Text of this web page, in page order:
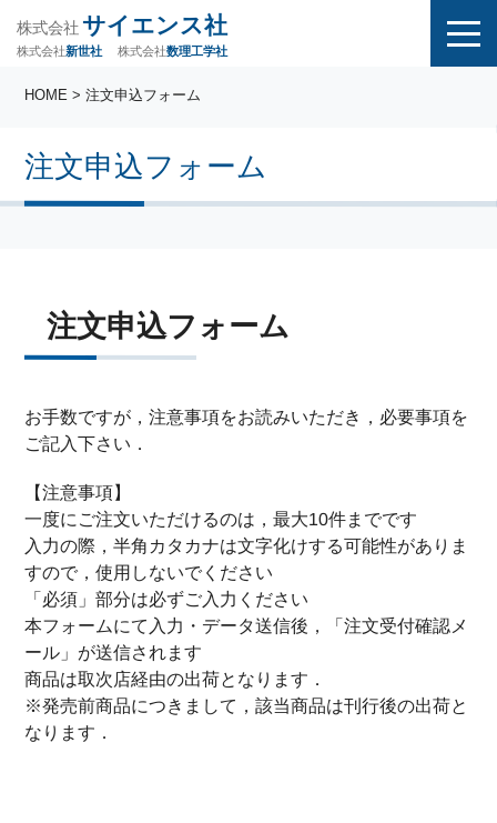
株式会社 サイエンス社
株式会社新世社 株式会社数理工学社
注文申込フォーム
HOME > 注文申込フォーム
注文申込フォーム
お手数ですが，注意事項をお読みいただき，必要事項を
ご記入下さい．
【注意事項】
一度にご注文いただけるのは，最大10件までです
入力の際，半角カタカナは文字化けする可能性がありま
すので，使用しないでください
「必須」部分は必ずご入力ください
本フォームにて入力・データ送信後，「注文受付確認メ
ール」が送信されます
商品は取次店経由の出荷となります．
※発売前商品につきまして，該当商品は刊行後の出荷と
なります．